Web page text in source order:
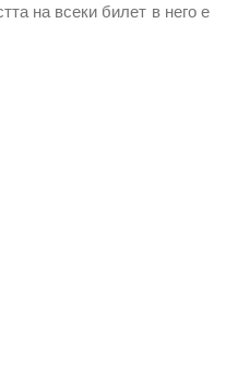
на всеки билет в него е